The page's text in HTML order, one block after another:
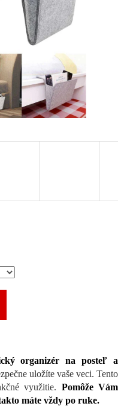
organizér na posteľ a
uložíte vaše veci. Tento
využitie. Pomôže Vám
máte vždy po ruke.